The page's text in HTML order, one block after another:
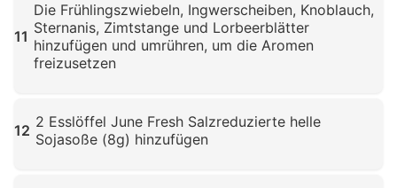
11
Die Frühlingszwiebeln, Ingwerscheiben, Knoblauch,
Sternanis, Zimtstange und Lorbeerblätter
hinzufügen und umrühren, um die Aromen
freizusetzen
12 2 Esslöffel June Fresh Salzreduzierte helle
Sojasoße (8g) hinzufügen